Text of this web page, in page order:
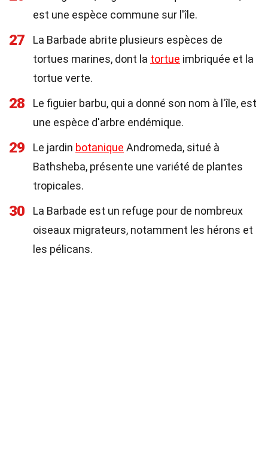
est une espèce commune sur l'île.
27
La Barbade abrite plusieurs espèces de
tortues marines, dont la tortue imbriquée et la
tortue verte.
28
Le figuier barbu, qui a donné son nom à l'île, est
une espèce d'arbre endémique.
29 Le jardin botanique Andromeda, situé à
Bathsheba, présente une variété de plantes
tropicales.
30
La Barbade est un refuge pour de nombreux
oiseaux migrateurs, notamment les hérons et
les pélicans.